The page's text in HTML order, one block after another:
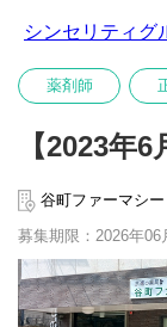
シンセリティグ
薬剤師
【2023年
谷町ファーマシー
募集期限：2026年06